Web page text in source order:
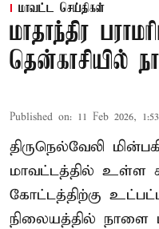
மாவட்ட செய்திகள்
மாதாந்திர
தென்காசியில்
Published on: 11 Feb 2026,
திருநெல்வேலி
மாவட்டத்தில் உள்ள
கோட்டத்திற்கு
நிலையத்தில் நாளை